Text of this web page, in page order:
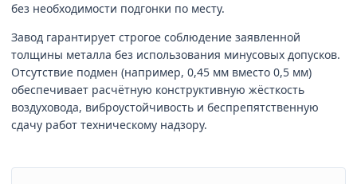
без необходимости подгонки по месту.
Завод гарантирует строгое соблюдение заявленной
толщины металла без использования минусовых допусков.
Отсутствие подмен (например, 0,45 мм вместо 0,5 мм)
обеспечивает расчётную конструктивную жёсткость
воздуховода, виброустойчивость и беспрепятственную
сдачу работ техническому надзору.